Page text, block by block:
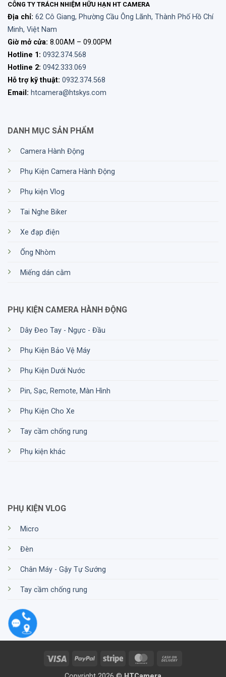
CÔNG TY TRÁCH NHIỆM HỮU HẠN HT CAMERA
Địa chỉ: 62 Cô Giang, Phường Cầu Ông Lãnh, Thành Phố Hồ Chí
Minh, Việt Nam
Giờ mở cửa: 8.00AM – 09.00PM
Hotline 1: 0932.374.568
Hotline 2: 0942.333.069
Hỗ trợ kỹ thuật: 0932.374.568
Email: htcamera@htskys.com
DANH MỤC SẢN PHẨM
Camera Hành Động
Phụ Kiện Camera Hành Động
Phụ kiện Vlog
Tai Nghe Biker
Xe đạp điện
Ống Nhòm
Miếng dán cằm
PHỤ KIỆN CAMERA HÀNH ĐỘNG
Dây Đeo Tay - Ngực - Đầu
Phụ Kiện Bảo Vệ Máy
Phụ Kiện Dưới Nước
Pin, Sạc, Remote, Màn Hình
Phụ Kiện Cho Xe
Tay cầm chống rung
Phụ kiện khác
PHỤ KIỆN VLOG
Micro
Đèn
Chân Máy - Gậy Tự Sướng
Tay cầm chống rung
Visa PayPal Stripe MasterCard